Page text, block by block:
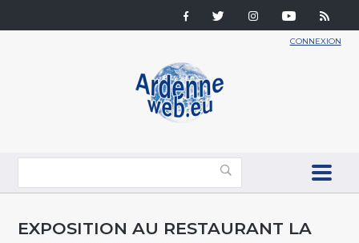
CONNEXION
EXPOSITION AU RESTAURANT LA